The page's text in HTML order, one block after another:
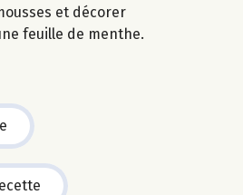
et décorer
feuille de menthe.